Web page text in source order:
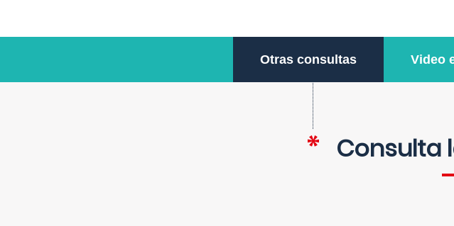
Otras consultas Video
Consulta